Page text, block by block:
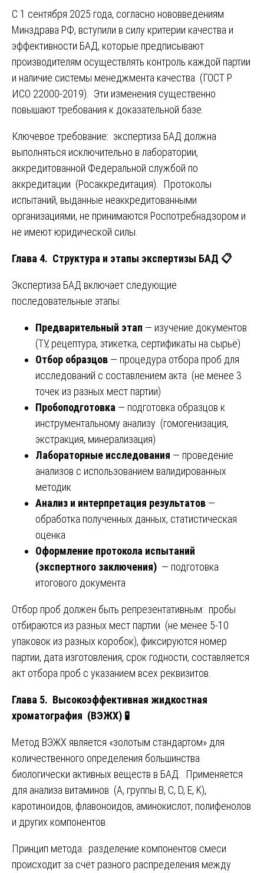
С 1 сентября 2025 года, согласно нововведениям
Минздрава РФ, вступили в силу критерии качества и
эффективности БАД, которые предписывают
производителям осуществлять контроль каждой партии
и наличие системы менеджмента качества (ГОСТ Р
ИСО 22000-2019). Эти изменения существенно
повышают требования к доказательной базе.
Ключевое требование: экспертиза БАД должна
выполняться исключительно в лаборатории,
аккредитованной Федеральной службой по
аккредитации (Росаккредитация). Протоколы
испытаний, выданные неаккредитованными
организациями, не принимаются Роспотребнадзором и
не имеют юридической силы.
Глава 4. Структура и этапы экспертизы БАД 📋
Экспертиза БАД включает следующие
последовательные этапы:
Предварительный этап — изучение документов
(ТУ, рецептура, этикетка, сертификаты на сырьё)
Отбор образцов — процедура отбора проб для
исследований с составлением акта (не менее 3
точек из разных мест партии)
Пробоподготовка — подготовка образцов к
инструментальному анализу (гомогенизация,
экстракция, минерализация)
Лабораторные исследования — проведение
анализов с использованием валидированных
методик
Анализ и интерпретация результатов —
обработка полученных данных, статистическая
оценка
Оформление протокола испытаний
(экспертного заключения) — подготовка
итогового документа
Отбор проб должен быть репрезентативным: пробы
отбираются из разных мест партии (не менее 5-10
упаковок из разных коробок), фиксируются номер
партии, дата изготовления, срок годности, составляется
акт отбора проб с указанием всех реквизитов.
Глава 5. Высокоэффективная жидкостная
хроматография (ВЭЖХ) 🧪
Метод ВЭЖХ является «золотым стандартом» для
количественного определения большинства
биологически активных веществ в БАД. Применяется
для анализа витаминов (A, группы B, C, D, E, K),
каротиноидов, флавоноидов, аминокислот, полифенолов
и других компонентов.
Принцип метода: разделение компонентов смеси
происходит за счёт разного распределения между